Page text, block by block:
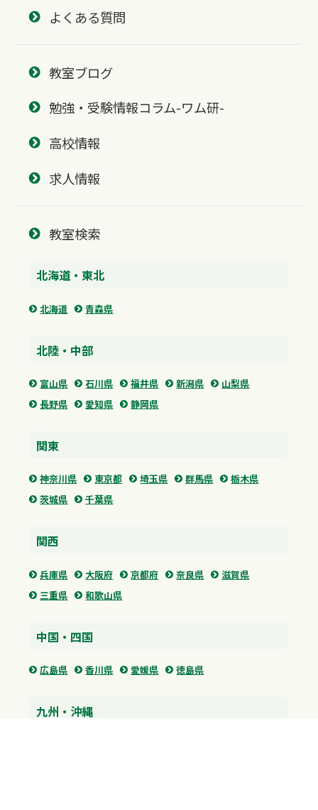
よくある質問
教室ブログ
勉強・受験情報コラム-ワム研-
高校情報
求人情報
教室検索
北海道・東北
北海道 青森県
北陸・中部
富山県 石川県 福井県 新潟県
山梨県
長野県
愛知県 静岡県
関東
神奈川県 東京都 埼玉県 群馬県
栃木県
茨城県
千葉県
関西
兵庫県 大阪府 京都府 奈良県
滋賀県
三重県
和歌山県
中国・四国
広島県 香川県 愛媛県 徳島県
九州・沖縄